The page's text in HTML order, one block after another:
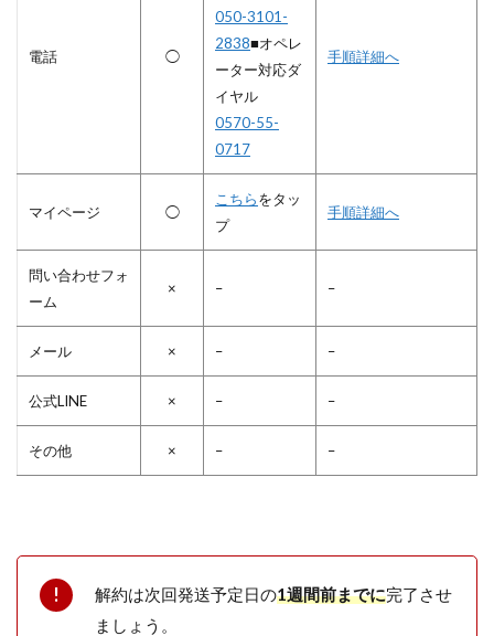
電話 ◯
050-3101-
2838■オペレ
ーター対応ダ
イヤル
0570-55-
0717
手順詳細へ
マイページ ◯
こちらをタッ
プ
手順詳細へ
問い合わせフォ
ーム
× – –
メール × – –
公式LINE × – –
その他 × – –
解約は次回発送予定日の1週間前までに完了させ
ましょう。